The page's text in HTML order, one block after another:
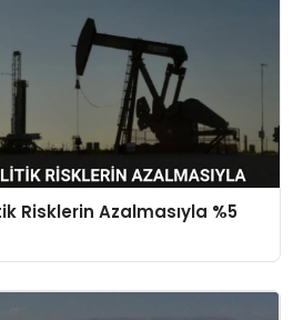
Risklerin Azalmasıyla %5